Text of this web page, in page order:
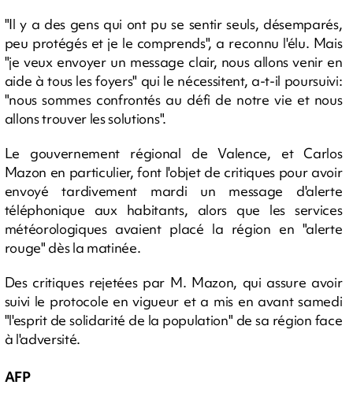
"Il y a des gens qui ont pu se sentir seuls, désemparés,
peu protégés et je le comprends", a reconnu l'élu. Mais
"je veux envoyer un message clair, nous allons venir en
aide à tous les foyers" qui le nécessitent, a-t-il poursuivi:
"nous sommes confrontés au défi de notre vie et nous
allons trouver les solutions".
Le gouvernement régional de Valence, et Carlos
Mazon en particulier, font l'objet de critiques pour avoir
envoyé tardivement mardi un message d'alerte
téléphonique aux habitants, alors que les services
météorologiques avaient placé la région en "alerte
rouge" dès la matinée.
Des critiques rejetées par M. Mazon, qui assure avoir
suivi le protocole en vigueur et a mis en avant samedi
"l'esprit de solidarité de la population" de sa région face
à l'adversité.
AFP